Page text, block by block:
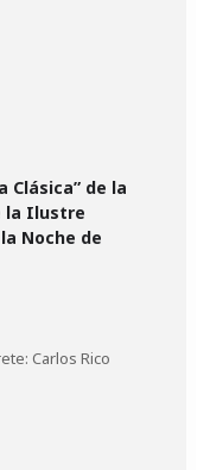
Clásica” de la
la Ilustre
Noche de
Carlos Rico